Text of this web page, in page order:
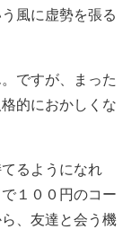
風に虚勢を張る
ですが、まった
的におかしくな
るようになれ
１００円のコー
、友達と会う機